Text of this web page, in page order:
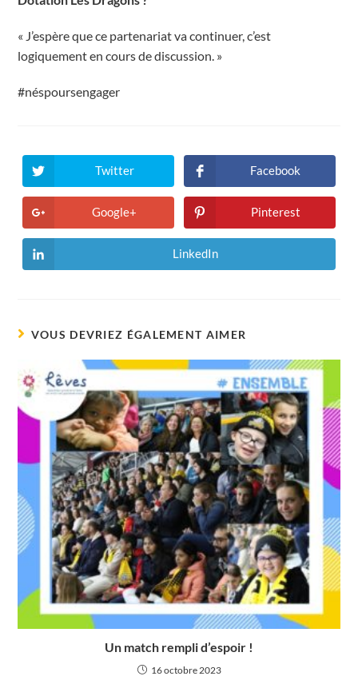
« J’espère que ce partenariat va continuer, c’est
logiquement en cours de discussion. »
#néspoursengager
Ouvrir
dans
une
autre
fenêtre
Twitter
Ouvrir
dans
une
autre
fenêtre
Facebook
Ouvrir
dans
une
Google+
Ouvrir
dans
une
Pinterest
Ouvrir
dans
LinkedIn
VOUS DEVRIEZ ÉGALEMENT AIMER
Un match rempli d’espoir !
16 octobre 2023